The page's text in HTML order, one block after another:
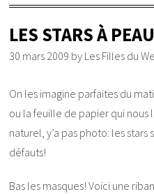
LES STARS À
30 mars 2009 by Les Filles du
On les imagine parfaites du
ou la feuille de papier qui nous
naturel, y’a pas photo: les
défauts!
Bas les masques! Voici une